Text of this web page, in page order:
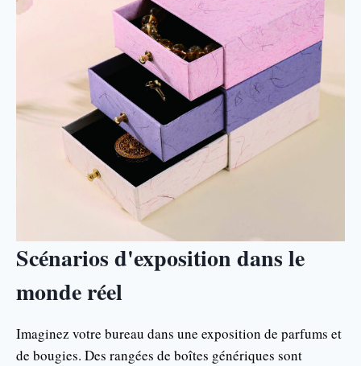
Scénarios d'exposition dans le
monde réel
Imaginez votre bureau dans une exposition de parfums et
de bougies. Des rangées de boîtes génériques sont